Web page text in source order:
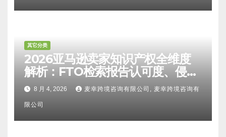
其它分类
2026亚马逊卖家知识产权全维度
解析：FTO检索报告认可度、侵权
比对区别、TRO应诉方法及服务商
甄选避坑全攻略
8 月 4, 2026 麦幸跨境咨询有限公司, 麦幸跨境咨询有
限公司